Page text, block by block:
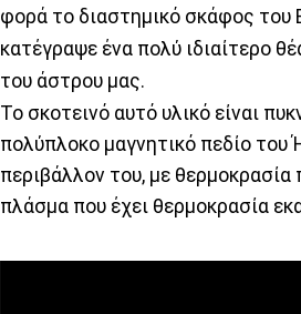
φορά το διαστημικό σκάφος του
κατέγραψε ένα πολύ ιδιαίτερο
του άστρου μας.
Το σκοτεινό αυτό υλικό είναι
πολύπλοκο μαγνητικό πεδίο του
περιβάλλον του, με
πλάσμα που έχει θερμοκρασία